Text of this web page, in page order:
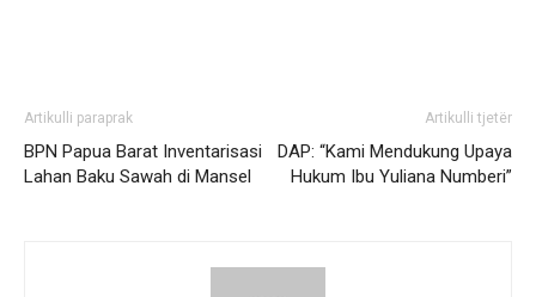
Artikulli paraprak
BPN Papua Barat Inventarisasi
Lahan Baku Sawah di Mansel
Artikulli tjetër
DAP: “Kami Mendukung Upaya
Hukum Ibu Yuliana Numberi”